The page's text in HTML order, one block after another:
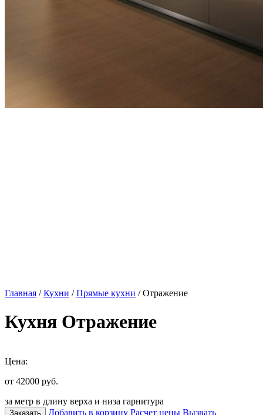
Главная /Кухни /Прямые кухни / Отражение
Кухня Отражение
Цена:
от 42000 руб.
за метр в длину верха и низа гарнитура
Заказать Добавить в корзину Расчет цены Вызвать